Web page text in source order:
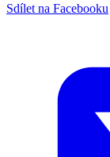
Sdílet na Facebooku